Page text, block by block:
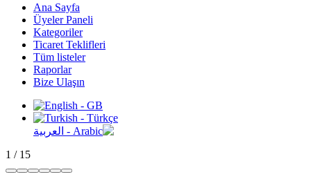
Ana Sayfa
Üyeler Paneli
Kategoriler
Ticaret Teklifleri
Tüm listeler
Raporlar
Bize Ulaşın
1 / 15